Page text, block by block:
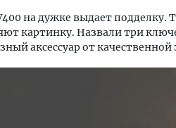
на дужке выдает подделку.
картинку. Назвали три
аксессуар от